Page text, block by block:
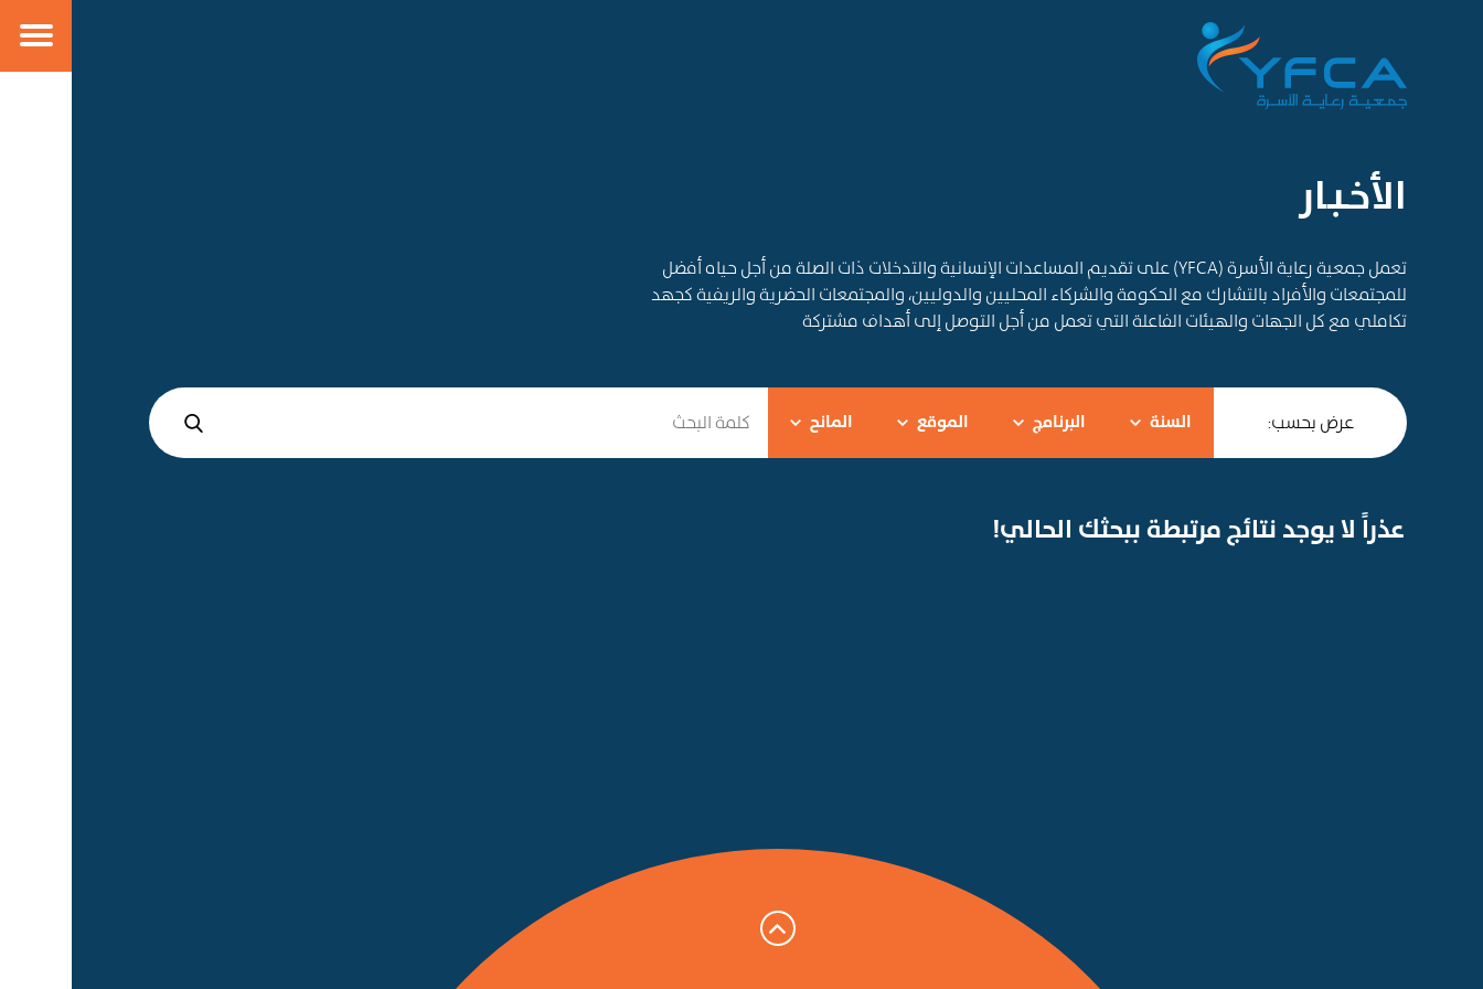
الأخـبـار
تعمل جمعية رعاية الأسرة (YFCA) على تقديم المساعدات الإنسانية والتدخلات ذات الصلة من أجل حياه أفضل
للمجتمعات والأفراد بالتشارك مع الحكومة والشركاء المحليين والدوليين، والمجتمعات الحضرية والريفية كجهد
تكاملي مع كل الجهات والهيئات الفاعلة التي تعمل من أجل التوصل إلى أهداف مشتركة
عرض بحسب: السنة البرنامج الموقع المانح
عذراً لا يوجد نتائج مرتبطة ببحثك الحالي!